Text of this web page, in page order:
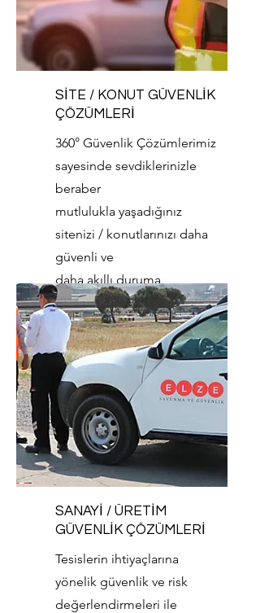
SİTE / KONUT GÜVENLİK
ÇÖZÜMLERİ
360° Güvenlik Çözümlerimiz
sayesinde sevdiklerinizle
beraber
mutlulukla yaşadığınız
sitenizi / konutlarınızı daha
güvenli ve
daha akıllı duruma
getiriyoruz.
SANAYİ / ÜRETİM
GÜVENLİK ÇÖZÜMLERİ
Tesislerin ihtiyaçlarına
yönelik güvenlik ve risk
değerlendirmeleri ile